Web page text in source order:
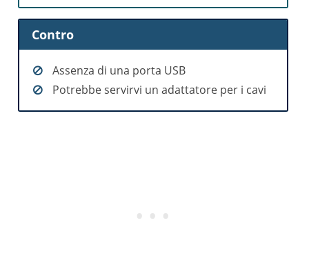
Contro
Assenza di una porta USB
Potrebbe servirvi un adattatore per i cavi